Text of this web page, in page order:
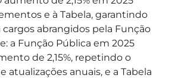
e à Tabela, garantindo
cargos abrangidos pela Função
a Função Pública em 2025
de 2,15%, repetindo o
atualizações anuais, e a Tabela